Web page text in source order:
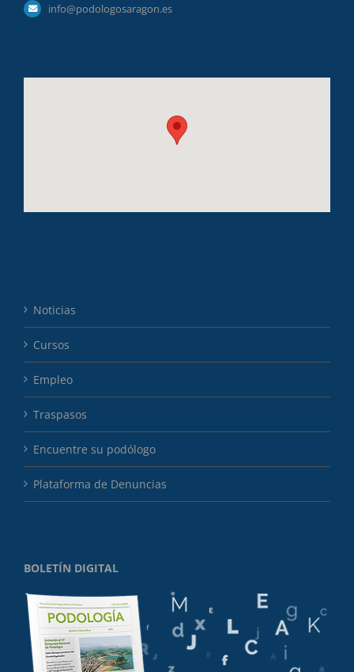
info@podologosaragon.es
Noticias
Cursos
Empleo
Traspasos
Encuentre su podólogo
Plataforma de Denuncias
BOLETÍN DIGITAL